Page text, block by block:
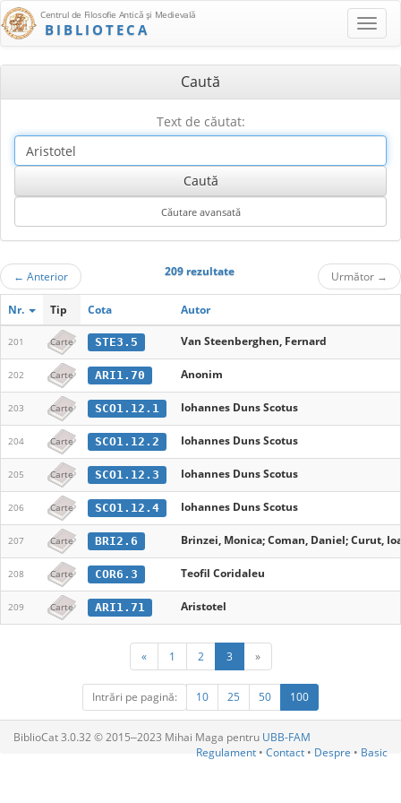
Centrul de Filosofie Antică şi Medievală
BIBLIOTECA
Caută
Text de căutat:
← Anterior 209 rezultate Următor →
Nr. Tip Cota Autor
201 Carte STE3.5 Van Steenberghen, Fernard
202 Carte ARI1.70 Anonim
203 Carte SCO1.12.1 Iohannes Duns Scotus
204 Carte SCO1.12.2 Iohannes Duns Scotus
205 Carte SCO1.12.3 Iohannes Duns Scotus
206 Carte SCO1.12.4 Iohannes Duns Scotus
207 Carte BRI2.6 Brinzei, Monica; Coman, Daniel; Curut,
208 Carte COR6.3 Teofil Coridaleu
209 Carte ARI1.71 Aristotel
« 1 2 3 »
Intrări pe pagină: 10 25 50 100
BiblioCat 3.0.32 © 2015‒2023 Mihai Maga pentru UBB-FAM
Regulament • Contact • Despre • Basic